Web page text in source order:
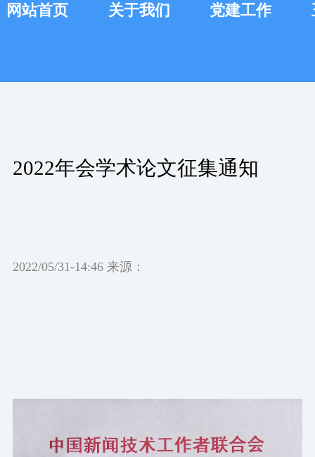
网站首页 关于我们 党建工作
2022年会学术论文征集通知
2022/05/31-14:46 来源：